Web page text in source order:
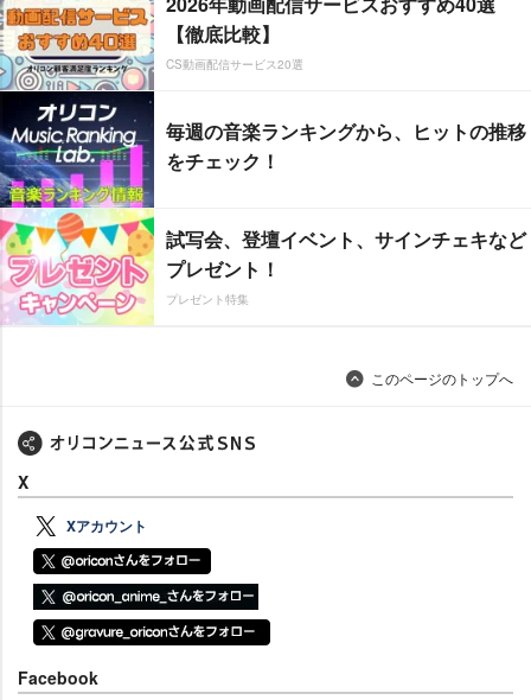
【徹底比較】
CS動画配信サービス20選
毎週の音楽ランキングから、ヒットの推移
をチェック！
試写会、登壇イベント、サインチェキなど
プレゼント！
プレゼント特集
このページのトップへ
X
Xアカウント
Facebook